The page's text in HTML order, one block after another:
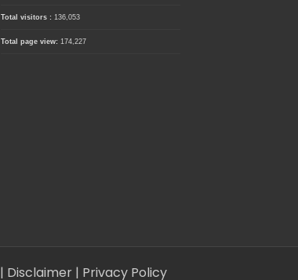
Total visitors : 136,053
Total page view: 174,227
| Disclaimer | Privacy Policy